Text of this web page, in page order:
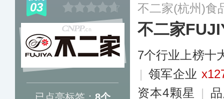
03 不二家(杭州)食
不二家
7个行业上榜十
| 领军企业
资本4颗星
|